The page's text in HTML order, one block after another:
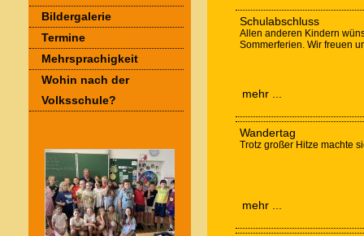
Bildergalerie
Termine
Mehrsprachigkeit
Wohin nach der
Volksschule?
Schulabschluss
Allen anderen Kindern
Sommerferien. Wir freuen
mehr ...
Wandertag
Trotz großer Hitze machte
mehr ...